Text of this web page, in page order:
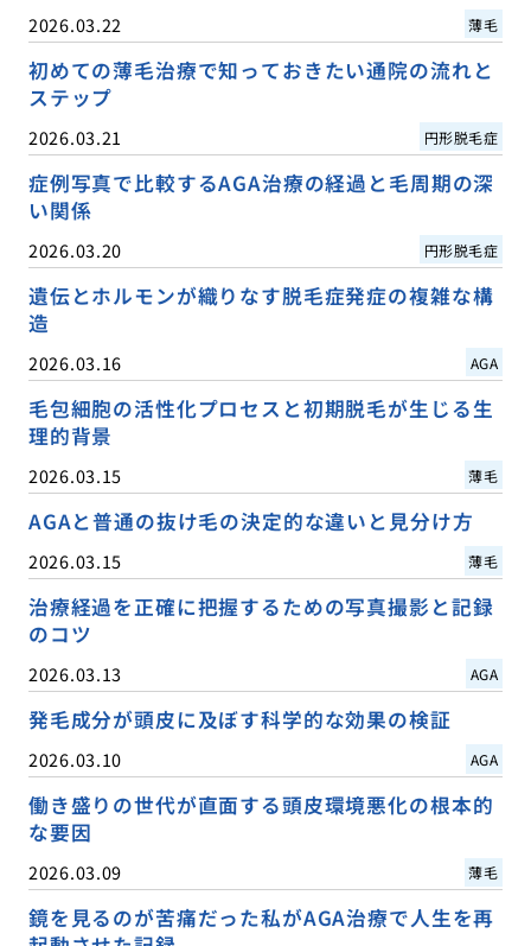
2026.03.22 薄毛
初めての薄毛治療で知っておきたい通院の流れと
ステップ
2026.03.21 円形脱毛症
症例写真で比較するAGA治療の経過と毛周期の深
い関係
2026.03.20 円形脱毛症
遺伝とホルモンが織りなす脱毛症発症の複雑な構
造
2026.03.16 AGA
毛包細胞の活性化プロセスと初期脱毛が生じる生
理的背景
2026.03.15 薄毛
AGAと普通の抜け毛の決定的な違いと見分け方
2026.03.15 薄毛
治療経過を正確に把握するための写真撮影と記録
のコツ
2026.03.13 AGA
発毛成分が頭皮に及ぼす科学的な効果の検証
2026.03.10 AGA
働き盛りの世代が直面する頭皮環境悪化の根本的
な要因
2026.03.09 薄毛
鏡を見るのが苦痛だった私がAGA治療で人生を再